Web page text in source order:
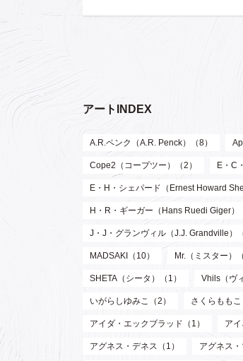
アートINDEX
A.R.ペンク（A.R. Penck）（8）
Cope2（コープツー）（2） E・C
E・H・シェパード（Ernest Howard
H・R・ギーガー（Hans Ruedi Giger）
J・J・グランヴィル（J.J. Grandville）
MADSAKI（10） Mr.（ミスター）
SHETA（シータ）（1） Vhils（ヴ
いがらしゆみこ（2） さくらももこ
アイダ・エックブラッド（1） アイ
アグネス・デネス（1） アグネス